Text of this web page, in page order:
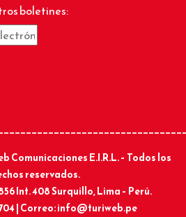
boletines:
Comunicaciones E.I.R.L. – Todos los
reservados.
Int. 408 Surquillo, Lima – Perú.
| Correo: info@turiweb.pe